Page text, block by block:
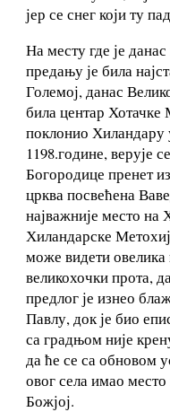
јер се снег који ту
На месту где је
предању је била
Големој, данас
била центар Хотачке
поклонио Хиландару
1198.године, верује
Богородице пренет
црква посвећена
најважније место на
Хиландарске
може видети
великохочки прота,
предлог је изнео
Павлу, док је био
са градњом није
да ће се са обновом
овог села имао
Божјој.